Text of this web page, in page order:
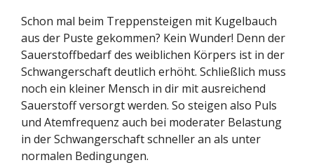
Schon mal beim Treppensteigen mit Kugelbauch
aus der Puste gekommen? Kein Wunder! Denn der
Sauerstoffbedarf des weiblichen Körpers ist in der
Schwangerschaft deutlich erhöht. Schließlich muss
noch ein kleiner Mensch in dir mit ausreichend
Sauerstoff versorgt werden. So steigen also Puls
und Atemfrequenz auch bei moderater Belastung
in der Schwangerschaft schneller an als unter
normalen Bedingungen.